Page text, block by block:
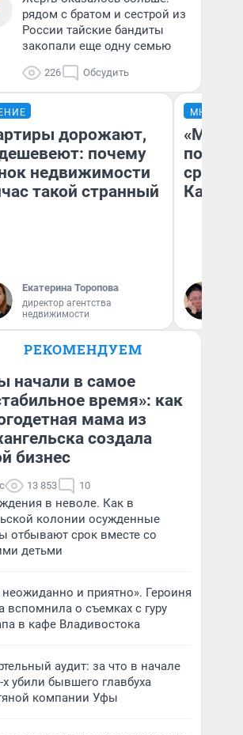
рядом с братом и сестрой из
России тайские бандиты
закопали еще одну семью
226 Обсудить
дорожают,
почему
недвижимости
такой странный
Екатерина Торопова
директор агентства
недвижимости
МНЕНИЕ
РЕКОМЕНДУЕМ
начали в самое
время»: как
мама из
создала
бизнес
13 853 10
в неволе. Как в
колонии осужденные
отбывают срок вместе со
детьми
неожиданно и приятно». Героиня
вспомнила о съемках с гуру
в кафе Владивостока
аудит: за что в начале
х убили бывшего главбуха
компании Уфы